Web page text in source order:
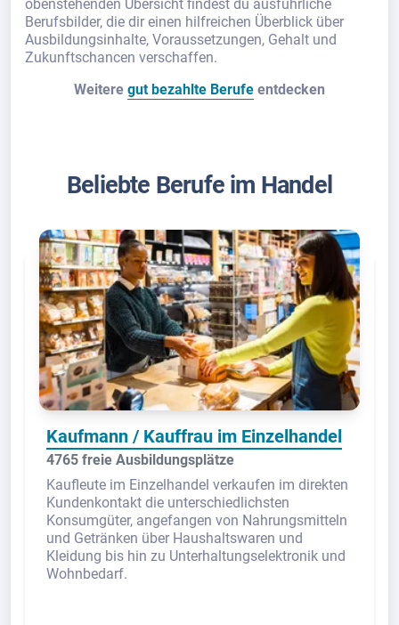
obenstehenden Übersicht findest du ausführliche
Berufsbilder, die dir einen hilfreichen Überblick über
Ausbildungsinhalte, Voraussetzungen, Gehalt und
Zukunftschancen verschaffen.
Weitere gut bezahlte Berufe entdecken
Beliebte Berufe im Handel
Kaufmann / Kauffrau im Einzelhandel
4765 freie Ausbildungsplätze
Kaufleute im Einzelhandel verkaufen im direkten
Kundenkontakt die unterschiedlichsten
Konsumgüter, angefangen von Nahrungsmitteln
und Getränken über Haushaltswaren und
Kleidung bis hin zu Unterhaltungselektronik und
Wohnbedarf.